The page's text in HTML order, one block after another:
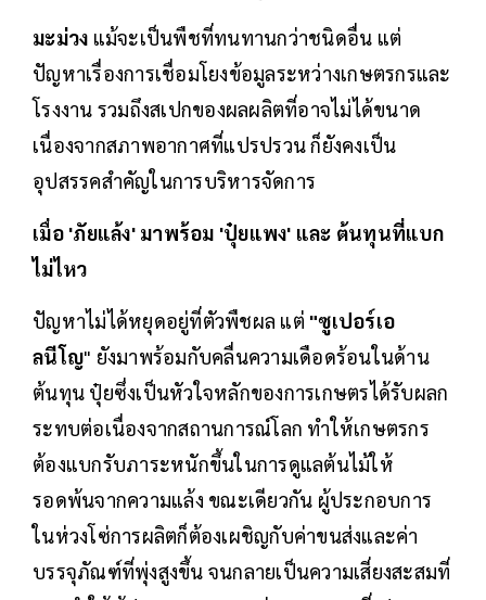
มะม่วง แม้จะเป็นพืชที่ทนทานกว่าชนิดอื่น แต่
ปัญหาเรื่องการเชื่อมโยงข้อมูลระหว่างเกษตรกรและ
โรงงาน รวมถึงสเปกของผลผลิตที่อาจไม่ได้ขนาด
เนื่องจากสภาพอากาศที่แปรปรวน ก็ยังคงเป็น
อุปสรรคสำคัญในการบริหารจัดการ
เมื่อ 'ภัยแล้ง' มาพร้อม 'ปุ๋ยแพง' และ ต้นทุนที่แบก
ไม่ไหว
ปัญหาไม่ได้หยุดอยู่ที่ตัวพืชผล แต่ "ซูเปอร์เอ
ลนีโญ" ยังมาพร้อมกับคลื่นความเดือดร้อนในด้าน
ต้นทุน ปุ๋ยซึ่งเป็นหัวใจหลักของการเกษตรได้รับผลก
ระทบต่อเนื่องจากสถานการณ์โลก ทำให้เกษตรกร
ต้องแบกรับภาระหนักขึ้นในการดูแลต้นไม้ให้
รอดพ้นจากความแล้ง ขณะเดียวกัน ผู้ประกอบการ
ในห่วงโซ่การผลิตก็ต้องเผชิญกับค่าขนส่งและค่า
บรรจุภัณฑ์ที่พุ่งสูงขึ้น จนกลายเป็นความเสี่ยงสะสมที่